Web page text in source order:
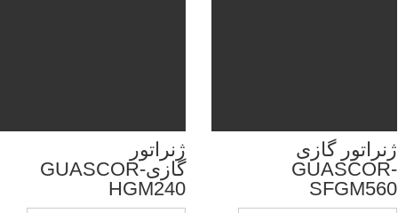
ژنراتور
گازیGUASCOR-
HGM240
ژنراتور گازی
GUASCOR-
SFGM560